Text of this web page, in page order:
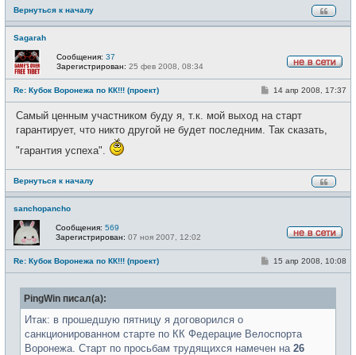
Вернуться к началу
Sagarah
в
с
Сообщения: 37
Зарегистрирован: 25 фев 2008, 08:34
Re: Кубок Воронежа по КК!!! (проект)
С
б
щ
14 апр 2008, 17:37
Самый ценным участником буду я, т.к. мой выход на старт
гарантирует, что никто другой не будет последним. Так сказать,
"гарантия успеха".
Вернуться к началу
sanchopancho
е
в
с
Сообщения: 569
Зарегистрирован: 07 ноя 2007, 12:02
Re: Кубок Воронежа по КК!!! (проект)
С
б
е
е
15 апр 2008, 10:08
PingWin писал(а):
Итак: в прошедшую пятницу я договорился о
санкционированном старте по КК Федерацие Велоспорта
Воронежа. Старт по просьбам трудящихся намечен на 26